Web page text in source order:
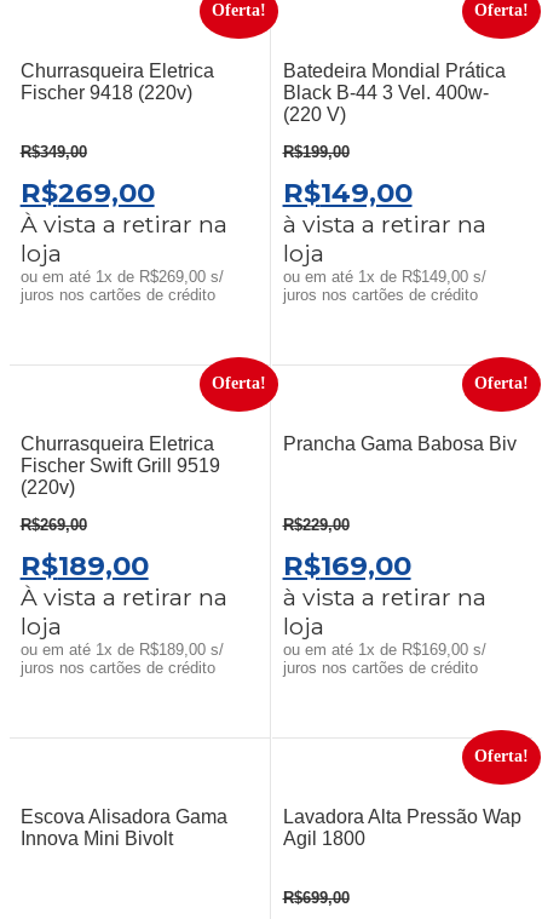
Oferta!
Churrasqueira Eletrica
Fischer 9418 (220v)
R$349,00
O
PREÇO
ORIGINAL
ERA:
R$269,00O
PREÇO
É:
À vista a retirar na
loja
ou em até 1x de R$269,00 s/
juros nos cartões de crédito
Oferta!
Batedeira Mondial Prática
Black B-44 3 Vel. 400w-
(220 V)
R$199,00
O
PREÇO
ORIGINAL
ERA:
R$149,00O
PREÇO
É:
à vista a retirar na
loja
ou em até 1x de R$149,00 s/
juros nos cartões de crédito
Oferta!
Churrasqueira Eletrica
Fischer Swift Grill 9519
(220v)
R$269,00
O
PREÇO
ORIGINAL
ERA:
R$189,00O
PREÇO
É:
À vista a retirar na
loja
ou em até 1x de R$189,00 s/
juros nos cartões de crédito
Oferta!
Prancha Gama Babosa Biv
R$229,00
O
PREÇO
ORIGINAL
ERA:
R$169,00O
PREÇO
É:
à vista a retirar na
loja
ou em até 1x de R$169,00 s/
juros nos cartões de crédito
Escova Alisadora Gama
Innova Mini Bivolt
Oferta!
Lavadora Alta Pressão Wap
Agil 1800
R$699,00